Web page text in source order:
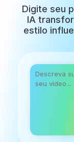
Digite seu
IA
estilo